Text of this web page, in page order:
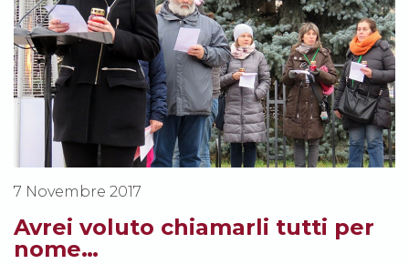
7 Novembre 2017
Avrei voluto chiamarli tutti per
nome…